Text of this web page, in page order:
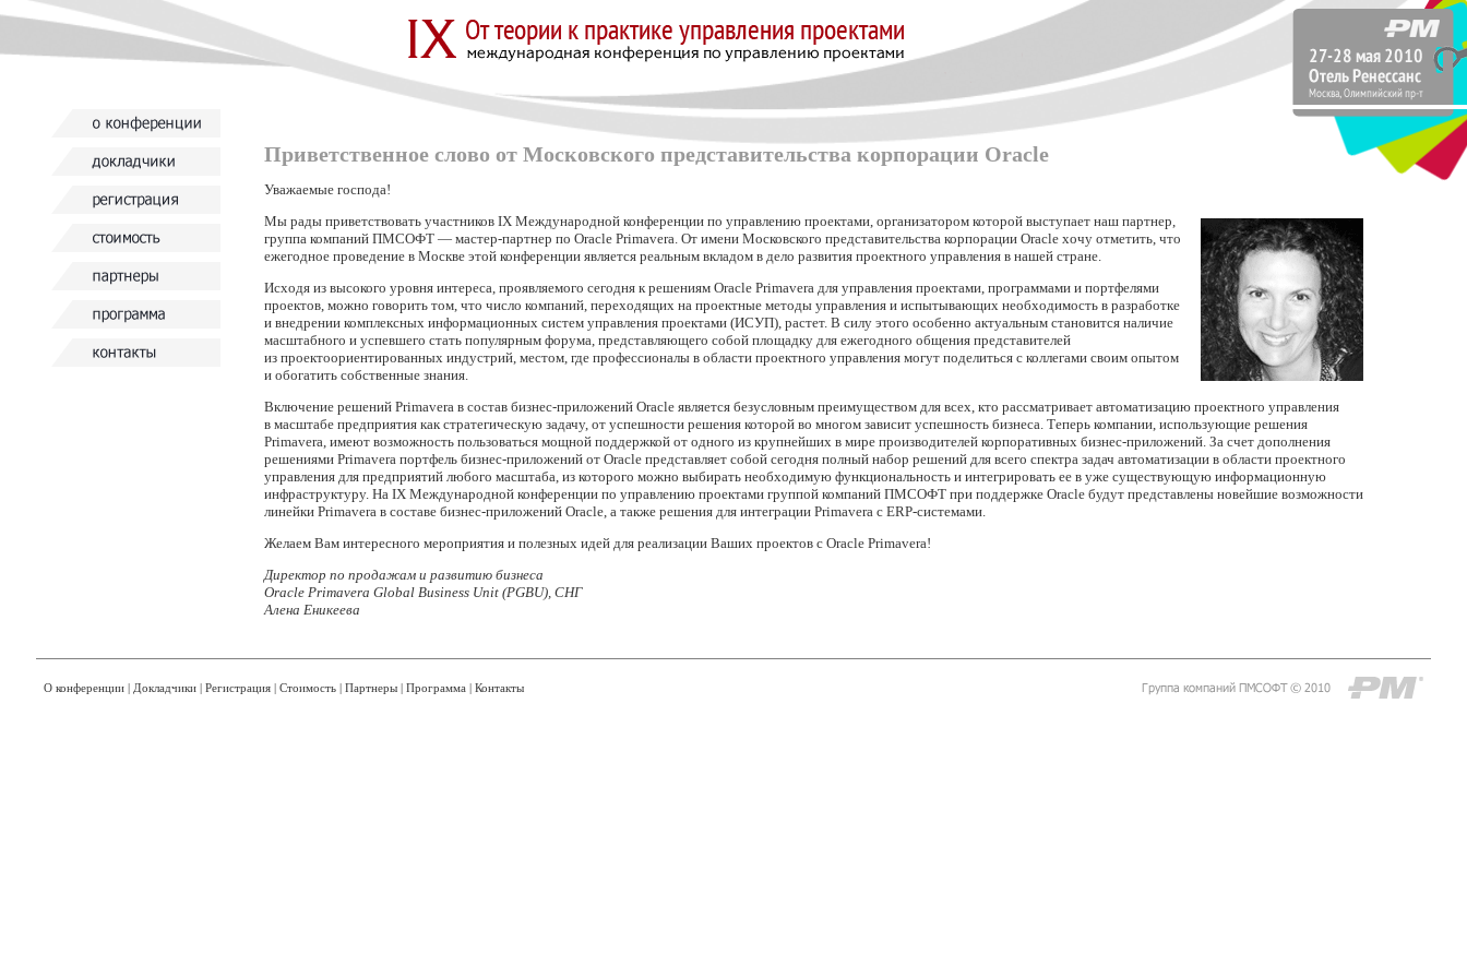
Приветственное слово от Московского представительства корпорации Oracle
Уважаемые господа!
Мы рады приветствовать участников IX Международной конференции по управлению проектами, организатором которой выступает наш партнер,
группа компаний ПМСОФТ — мастер-партнер по Oracle Primavera. От имени Московского представительства корпорации Oracle хочу отметить, что
ежегодное проведение в Москве этой конференции является реальным вкладом в дело развития проектного управления в нашей стране.
Исходя из высокого уровня интереса, проявляемого сегодня к решениям Oracle Primavera для управления проектами, программами и портфелями
проектов, можно говорить том, что число компаний, переходящих на проектные методы управления и испытывающих необходимость в разработке
и внедрении комплексных информационных систем управления проектами (ИСУП), растет. В силу этого особенно актуальным становится наличие
масштабного и успевшего стать популярным форума, представляющего собой площадку для ежегодного общения представителей
из проектоориентированных индустрий, местом, где профессионалы в области проектного управления могут поделиться с коллегами своим опытом
и обогатить собственные знания.
Включение решений Primavera в состав бизнес-приложений Oracle является безусловным преимуществом для всех, кто рассматривает автоматизацию проектного управления
в масштабе предприятия как стратегическую задачу, от успешности решения которой во многом зависит успешность бизнеса. Теперь компании, использующие решения
Primavera, имеют возможность пользоваться мощной поддержкой от одного из крупнейших в мире производителей корпоративных бизнес-приложений. За счет дополнения
решениями Primavera портфель бизнес-приложений от Oracle представляет собой сегодня полный набор решений для всего спектра задач автоматизации в области проектного
управления для предприятий любого масштаба, из которого можно выбирать необходимую функциональность и интегрировать ее в уже существующую информационную
инфраструктуру. На IX Международной конференции по управлению проектами группой компаний ПМСОФТ при поддержке Oracle будут представлены новейшие возможности
линейки Primavera в составе бизнес-приложений Oracle, а также решения для интеграции Primavera с ERP-системами.
Желаем Вам интересного мероприятия и полезных идей для реализации Ваших проектов с Oracle Primavera!
Директор по продажам и развитию бизнеса
Oracle Primavera Global Business Unit (PGBU), СНГ
Алена Еникеева
О конференции | Докладчики | Регистрация | Стоимость | Партнеры | Программа | Контакты